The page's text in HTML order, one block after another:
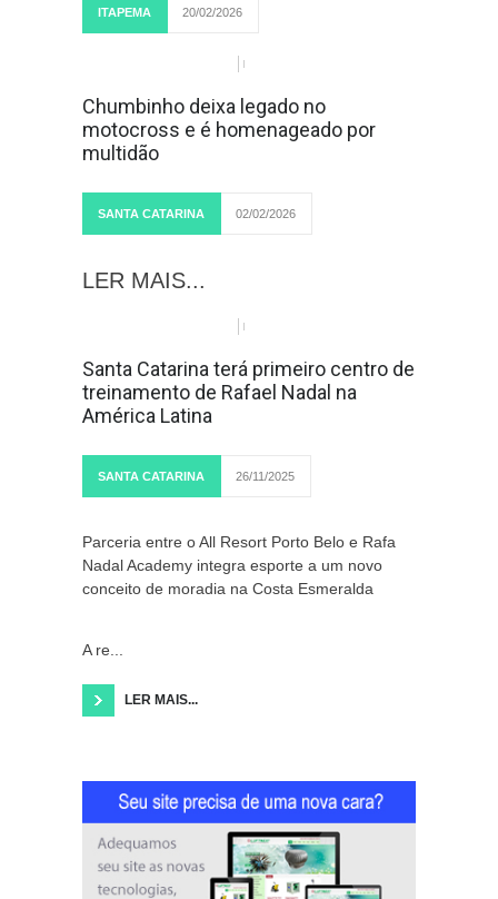
ITAPEMA 20/02/2026
Chumbinho deixa legado no
motocross e é homenageado por
multidão
SANTA CATARINA 02/02/2026
LER MAIS...
Santa Catarina terá primeiro centro de
treinamento de Rafael Nadal na
América Latina
SANTA CATARINA 26/11/2025
Parceria entre o All Resort Porto Belo e Rafa
Nadal Academy integra esporte a um novo
conceito de moradia na Costa Esmeralda
A re...
LER MAIS...